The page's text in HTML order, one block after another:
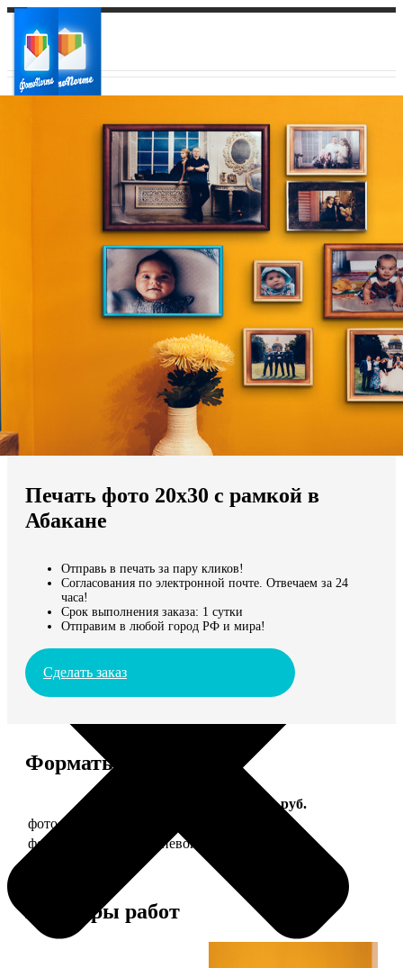
Ваш регион доставки
Выберите из списка:
Мы доставляем по всему миру
Продолжить без города
Печать фото 20х30 с рамкой в
Абакане
Отправь в печать за пару кликов!
Согласования по электронной почте. Отвечаем за 24
часа!
Срок выполнения заказа: 1 сутки
Отправим в любой город РФ и мира!
Сделать заказ
Форматы и цены
Цена, руб.
фото 20х30 в деревянной рамке
фото 20х30 в алюминиевой рамке
Примеры работ